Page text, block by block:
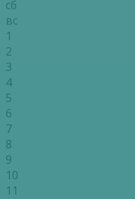
сб
вс
1
2
3
4
5
6
7
8
9
10
11